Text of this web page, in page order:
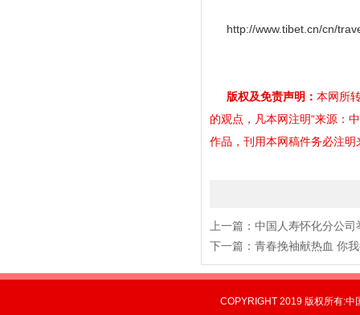
http://www.tibet.cn/cn/
版权及免责声明： 本网所
的观点，凡本网注明“来源：
作品，刊用本网稿件务必注
上一篇： 中国人寿怀化分公
下一篇： 青春挽袖献热血 你
COPYRIGHT 2019 版权所有: